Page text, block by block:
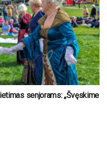
senjorams: „Švęskime